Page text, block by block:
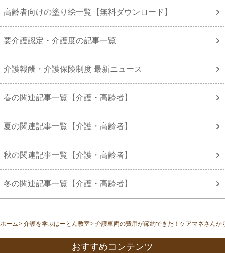
高齢者向けの塗り絵一覧【無料ダウンロード】
要介護認定・介護度の記事一覧
介護報酬・介護保険制度 最新ニュース
春の関連記事一覧【介護・高齢者】
夏の関連記事一覧【介護・高齢者】
秋の関連記事一覧【介護・高齢者】
冬の関連記事一覧【介護・高齢者】
ホーム 介護を学ぶはーとん教室 介護車両の費用が節約できた！ケアマネさんか
おすすめコンテンツ